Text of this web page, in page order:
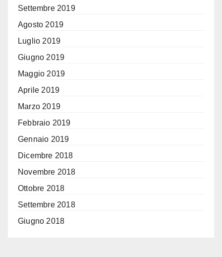
Settembre 2019
Agosto 2019
Luglio 2019
Giugno 2019
Maggio 2019
Aprile 2019
Marzo 2019
Febbraio 2019
Gennaio 2019
Dicembre 2018
Novembre 2018
Ottobre 2018
Settembre 2018
Giugno 2018